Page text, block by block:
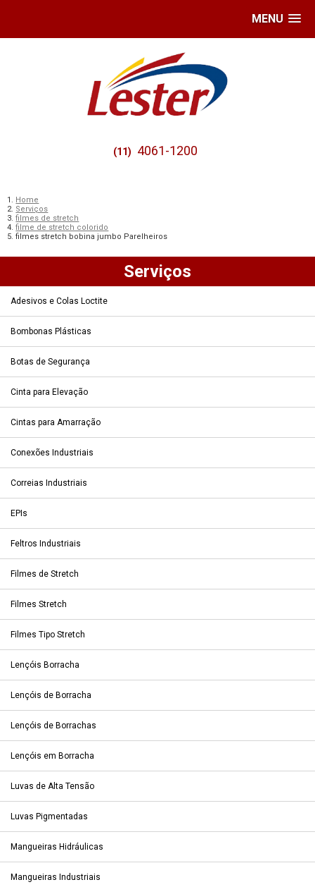
MENU
(11) 4061-1200
Home
Serviços
filmes de stretch
filme de stretch colorido
filmes stretch bobina jumbo Parelheiros
Serviços
Adesivos e Colas Loctite
Bombonas Plásticas
Botas de Segurança
Cinta para Elevação
Cintas para Amarração
Conexões Industriais
Correias Industriais
EPIs
Feltros Industriais
Filmes de Stretch
Filmes Stretch
Filmes Tipo Stretch
Lençóis Borracha
Lençóis de Borracha
Lençóis de Borrachas
Lençóis em Borracha
Luvas de Alta Tensão
Luvas Pigmentadas
Mangueiras Hidráulicas
Mangueiras Industriais